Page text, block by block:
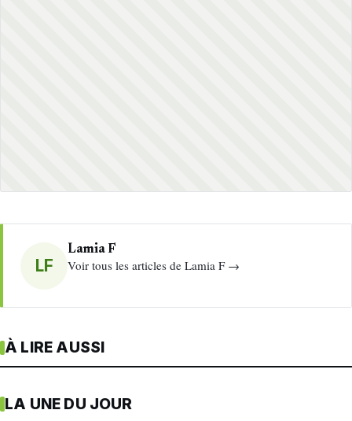
LF
Lamia F
Voir tous les articles de Lamia F →
À LIRE AUSSI
LA UNE DU JOUR